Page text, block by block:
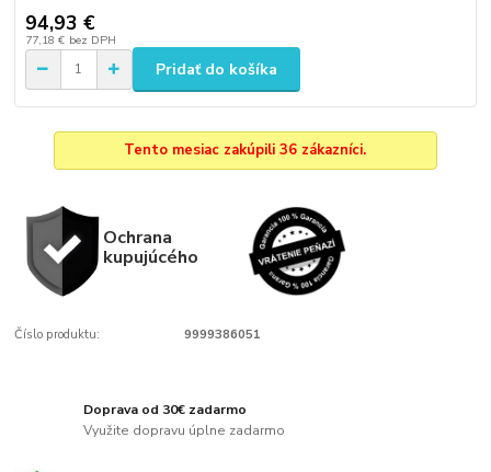
94,93 €
77,18 € bez DPH
Pridať do košíka
Tento mesiac zakúpili 36 zákazníci.
Ochrana
kupujúcého
Číslo produktu: 9999386051
Doprava od 30€ zadarmo
Využite dopravu úplne zadarmo